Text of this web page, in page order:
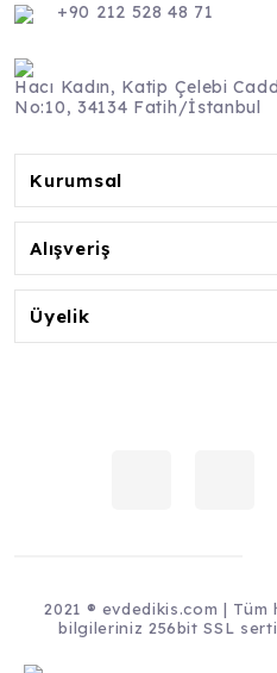
+90 212 528 48 71
Hacı Kadın, Katip Çelebi
No:10, 34134 Fatih/İstanbul
Kurumsal
Alışveriş
Üyelik
2021 ® evdedikis.com | Tüm
bilgileriniz 256bit SSL